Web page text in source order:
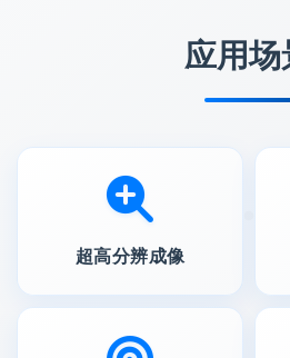
应用场
超高分辨成像